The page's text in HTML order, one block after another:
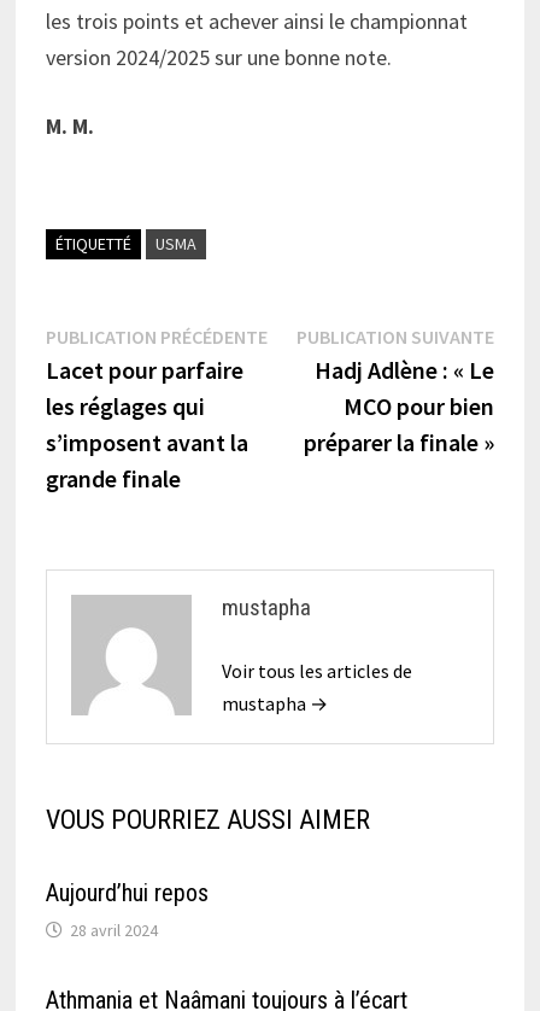
les trois points et achever ainsi le championnat
version 2024/2025 sur une bonne note.
M. M.
ÉTIQUETTÉ USMA
Navigation
de
l’article
PUBLICATION PRÉCÉDENTEPublication
précédente :
Lacet pour parfaire
les réglages qui
s’imposent avant la
grande finale
PUBLICATION SUIVANTE
Hadj Adlène : « Le
MCO pour bien
préparer la finale »
mustapha
Voir tous les articles de
mustapha →
VOUS POURRIEZ AUSSI AIMER
Aujourd’hui repos
28 avril 2024
Athmania et Naâmani toujours à l’écart